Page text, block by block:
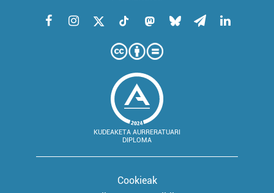
KUDEAKETA AURRERATUARI
DIPLOMA
Cookieak